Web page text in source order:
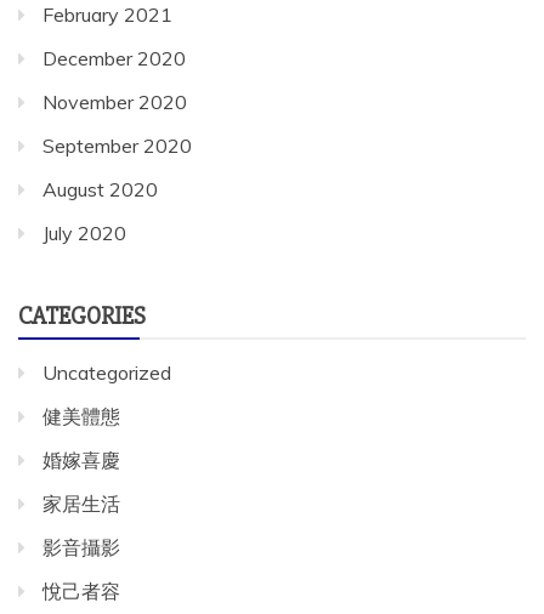
February 2021
December 2020
November 2020
September 2020
August 2020
July 2020
CATEGORIES
Uncategorized
健美體態
婚嫁喜慶
家居生活
影音攝影
悅己者容